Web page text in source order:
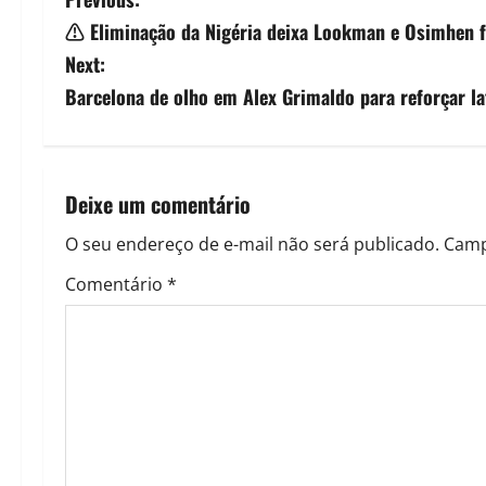
⚠️ Eliminação da Nigéria deixa Lookman e Osimhen
Next:
Barcelona de olho em Alex Grimaldo para reforçar
Deixe um comentário
O seu endereço de e-mail não será publicado.
Comentário *